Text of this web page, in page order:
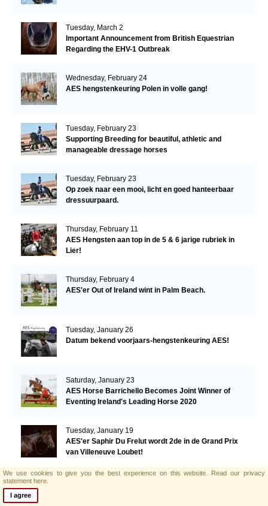
Tuesday, March 2
Important Announcement from British Equestrian
Regarding the EHV-1 Outbreak
Wednesday, February 24
AES hengstenkeuring Polen in volle gang!
Tuesday, February 23
Supporting Breeding for beautiful, athletic and
manageable dressage horses
Tuesday, February 23
Op zoek naar een mooi, licht en goed hanteerbaar
dressuurpaard.
Thursday, February 11
AES Hengsten aan top in de 5 & 6 jarige rubriek in
Lier!
Thursday, February 4
AES'er Out of Ireland wint in Palm Beach.
Tuesday, January 26
Datum bekend voorjaars-hengstenkeuring AES!
Saturday, January 23
AES Horse Barrichello Becomes Joint Winner of
Eventing Ireland's Leading Horse 2020
Tuesday, January 19
AES'er Saphir Du Frelut wordt 2de in de Grand Prix
van Villeneuve Loubet!
We use cookies to give you the best experience on this website. Read our privacy
statement here.
I agree